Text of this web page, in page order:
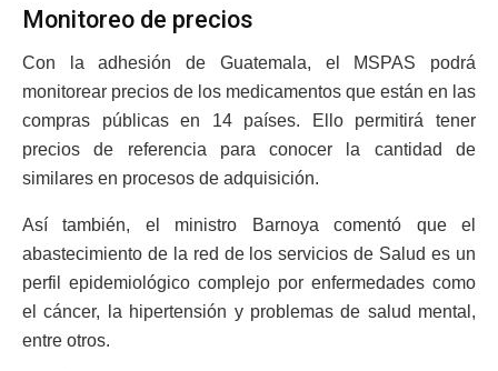
Monitoreo de precios
Con la adhesión de Guatemala, el MSPAS podrá
monitorear precios de los medicamentos que están en las
compras públicas en 14 países. Ello permitirá tener
precios de referencia para conocer la cantidad de
similares en procesos de adquisición.
Así también, el ministro Barnoya comentó que el
abastecimiento de la red de los servicios de Salud es un
perfil epidemiológico complejo por enfermedades como
el cáncer, la hipertensión y problemas de salud mental,
entre otros.